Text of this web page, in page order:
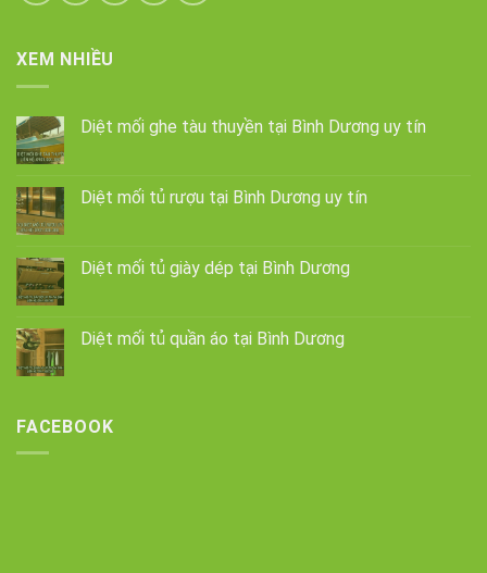
XEM NHIỀU
Diệt mối ghe tàu thuyền tại Bình Dương uy tín
Diệt mối tủ rượu tại Bình Dương uy tín
Diệt mối tủ giày dép tại Bình Dương
Diệt mối tủ quần áo tại Bình Dương
FACEBOOK